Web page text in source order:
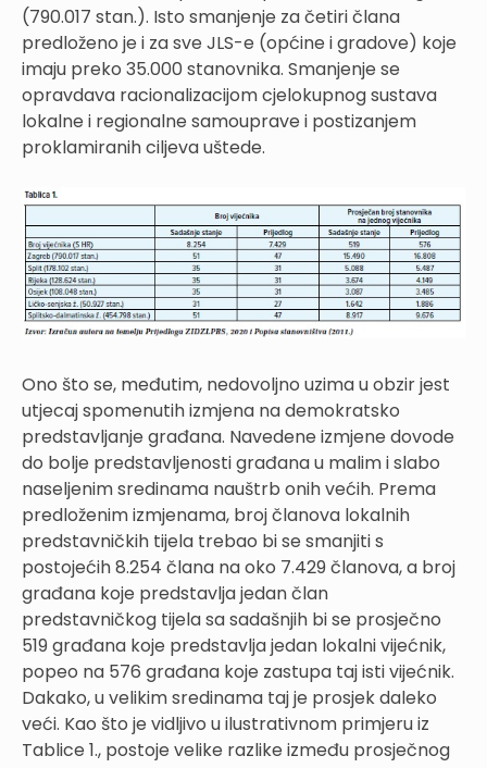
(790.017 stan.). Isto smanjenje za četiri člana
predloženo je i za sve JLS-e (općine i gradove) koje
imaju preko 35.000 stanovnika. Smanjenje se
opravdava racionalizacijom cjelokupnog sustava
lokalne i regionalne samouprave i postizanjem
proklamiranih ciljeva uštede.
Ono što se, međutim, nedovoljno uzima u obzir jest
utjecaj spomenutih izmjena na demokratsko
predstavljanje građana. Navedene izmjene dovode
do bolje predstavljenosti građana u malim i slabo
naseljenim sredinama nauštrb onih većih. Prema
predloženim izmjenama, broj članova lokalnih
predstavničkih tijela trebao bi se smanjiti s
postojećih 8.254 člana na oko 7.429 članova, a broj
građana koje predstavlja jedan član
predstavničkog tijela sa sadašnjih bi se prosječno
519 građana koje predstavlja jedan lokalni vijećnik,
popeo na 576 građana koje zastupa taj isti vijećnik.
Dakako, u velikim sredinama taj je prosjek daleko
veći. Kao što je vidljivo u ilustrativnom primjeru iz
Tablice 1., postoje velike razlike između prosječnog